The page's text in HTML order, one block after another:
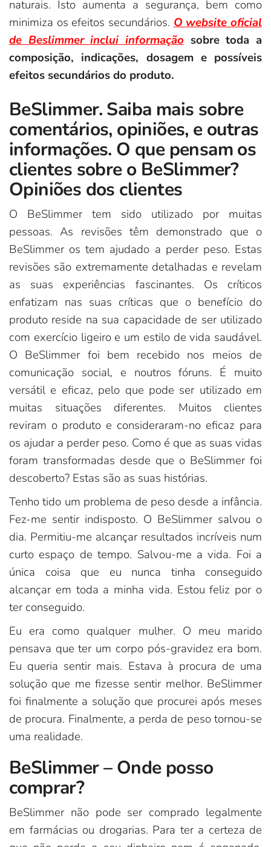
naturais. Isto aumenta a segurança, bem como
minimiza os efeitos secundários. O website oficial
de Beslimmer inclui informação sobre toda a
composição, indicações, dosagem e possíveis
efeitos secundários do produto.
BeSlimmer. Saiba mais sobre
comentários, opiniões, e outras
informações. O que pensam os
clientes sobre o BeSlimmer?
Opiniões dos clientes
O BeSlimmer tem sido utilizado por muitas
pessoas. As revisões têm demonstrado que o
BeSlimmer os tem ajudado a perder peso. Estas
revisões são extremamente detalhadas e revelam
as suas experiências fascinantes. Os críticos
enfatizam nas suas críticas que o benefício do
produto reside na sua capacidade de ser utilizado
com exercício ligeiro e um estilo de vida saudável.
O BeSlimmer foi bem recebido nos meios de
comunicação social, e noutros fóruns. É muito
versátil e eficaz, pelo que pode ser utilizado em
muitas situações diferentes. Muitos clientes
reviram o produto e consideraram-no eficaz para
os ajudar a perder peso. Como é que as suas vidas
foram transformadas desde que o BeSlimmer foi
descoberto? Estas são as suas histórias.
Tenho tido um problema de peso desde a infância.
Fez-me sentir indisposto. O BeSlimmer salvou o
dia. Permitiu-me alcançar resultados incríveis num
curto espaço de tempo. Salvou-me a vida. Foi a
única coisa que eu nunca tinha conseguido
alcançar em toda a minha vida. Estou feliz por o
ter conseguido.
Eu era como qualquer mulher. O meu marido
pensava que ter um corpo pós-gravidez era bom.
Eu queria sentir mais. Estava à procura de uma
solução que me fizesse sentir melhor. BeSlimmer
foi finalmente a solução que procurei após meses
de procura. Finalmente, a perda de peso tornou-se
uma realidade.
BeSlimmer – Onde posso
comprar?
BeSlimmer não pode ser comprado legalmente
em farmácias ou drogarias. Para ter a certeza de